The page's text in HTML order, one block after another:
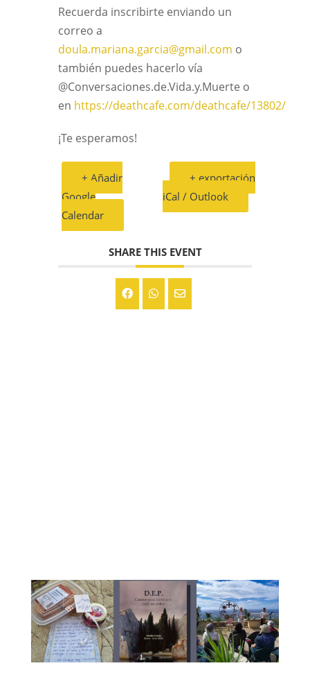
Recuerda inscribirte enviando un
correo a
doula.mariana.garcia@gmail.com o
también puedes hacerlo vía
@Conversaciones.de.Vida.y.Muerte o
en https://deathcafe.com/deathcafe/13802/
¡Te esperamos!
+ Añadir
Google
Calendar
+ exportación
iCal / Outlook
SHARE THIS EVENT